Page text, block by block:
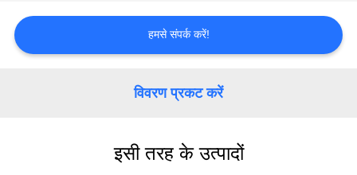
संपर्क
करें
हमसे संपर्क करें!
विवरण प्रकट करें
इसी तरह के उत्पादों